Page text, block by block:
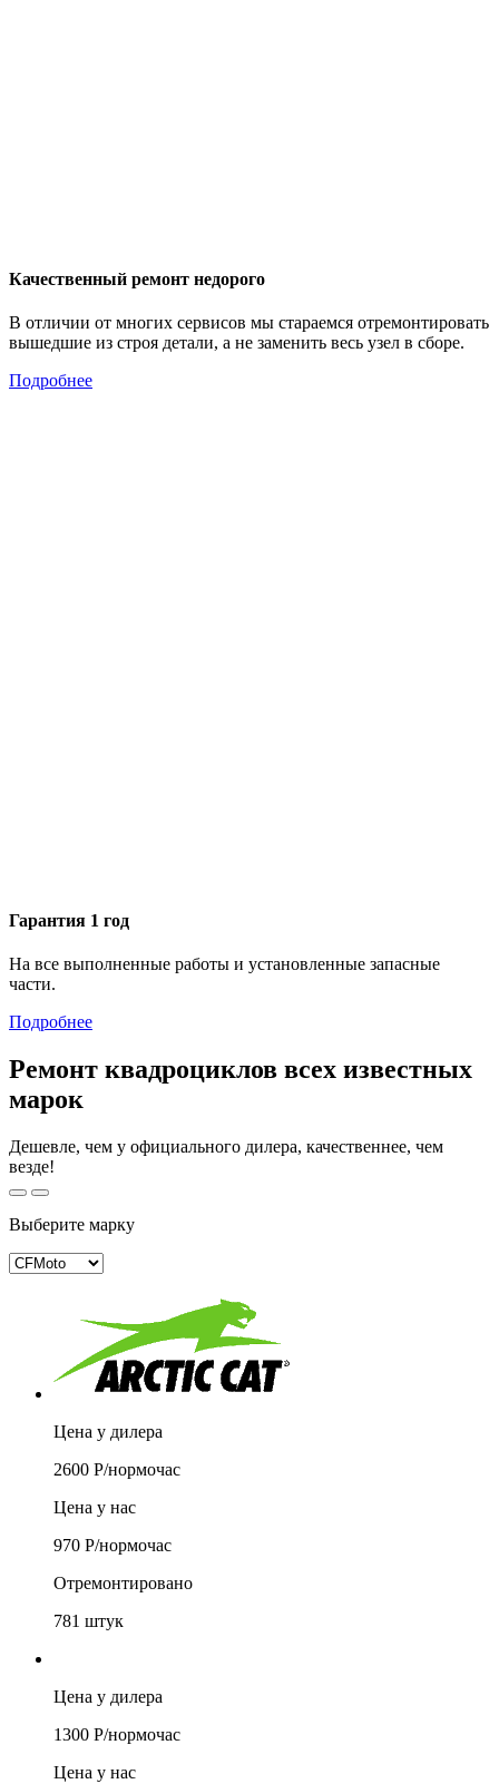
Качественный ремонт недорого
В отличии от многих сервисов мы стараемся отремонтировать
вышедшие из строя детали, а не заменить весь узел в сборе.
Подробнее
Гарантия 1 год
На все выполненные работы и установленные запасные
части.
Подробнее
Ремонт квадроциклов всех известных
марок
Дешевле, чем у официального дилера, качественнее, чем
везде!
Выберите марку
Цена у дилера
2600 Р/нормочас
Цена у нас
970 Р/нормочас
Отремонтировано
781 штук
Цена у дилера
1300 Р/нормочас
Цена у нас